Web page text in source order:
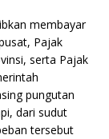
membayar
Pajak
serta Pajak
pungutan
dari sudut
tersebut